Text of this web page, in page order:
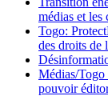
médias et les
Togo:
des droits de
Médias/Togo
pouvoir